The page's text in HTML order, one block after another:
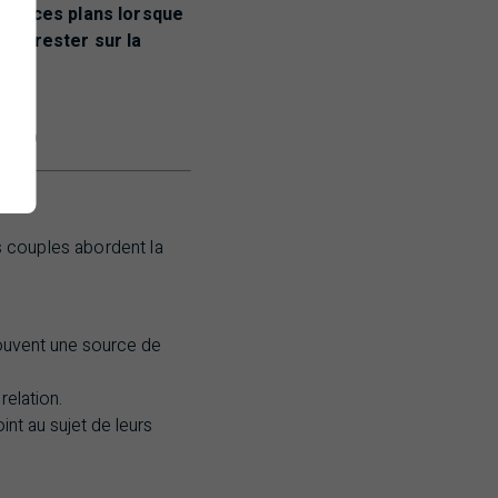
ces plans lorsque
à rester sur la
BMO
abordent la
une source de
au sujet de leurs